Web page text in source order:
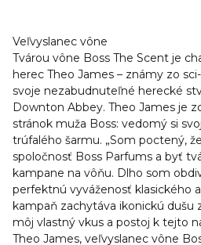
Veľvyslanec vône
Tvárou vône Boss The Scent je
herec Theo James – známy zo
svoje nezabudnuteľné herecké
Downton Abbey. Theo James je
stránok muža Boss: vedomý si
trúfalého šarmu. „Som poctený,
spoločnosť Boss Parfums a byť
kampane na vôňu. Dlho som
perfektnú vyváženosť klasického
kampaň zachytáva ikonickú dušu
môj vlastný vkus a postoj k tejto
Theo James, veľvyslanec vône